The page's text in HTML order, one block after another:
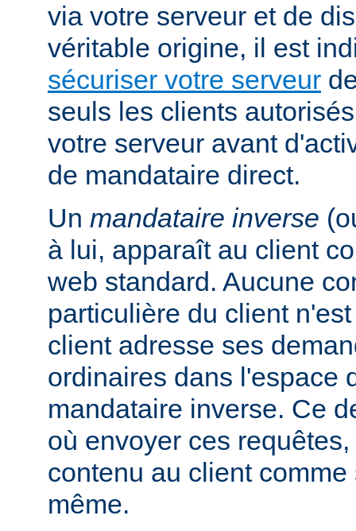
via votre serveur et de
véritable origine, il est
sécuriser votre serveur
seuls les clients
votre serveur avant
de mandataire direct.
Un mandataire inverse
à lui, apparaît au client
web standard. Aucune
particulière du client
client adresse ses
ordinaires dans l'espace
mandataire inverse. Ce
où envoyer ces
contenu au client
même.